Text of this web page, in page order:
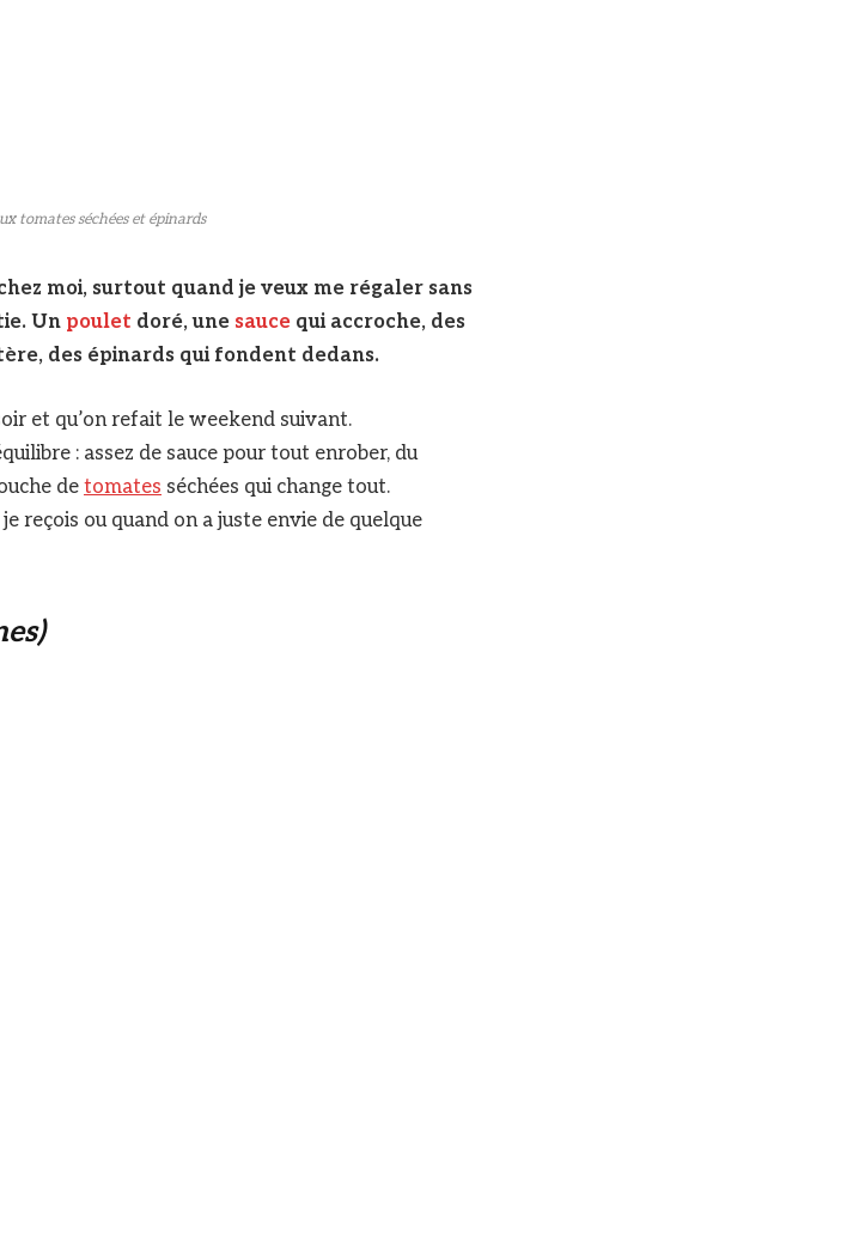
tomates séchées et épinards
moi, surtout quand je veux me régaler sans
Un poulet doré, une sauce qui accroche, des
des épinards qui fondent dedans.
et qu’on refait le weekend suivant.
: assez de sauce pour tout enrober, du
detomates séchées qui change tout.
reçois ou quand on a juste envie de quelque